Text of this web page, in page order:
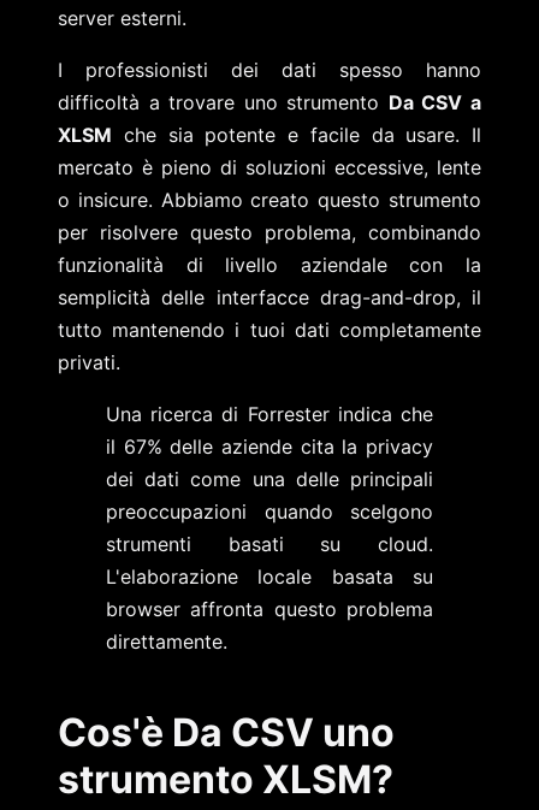
server esterni.
I professionisti dei dati spesso hanno
difficoltà a trovare uno strumento Da CSV a
XLSM che sia potente e facile da usare. Il
mercato è pieno di soluzioni eccessive, lente
o insicure. Abbiamo creato questo strumento
per risolvere questo problema, combinando
funzionalità di livello aziendale con la
semplicità delle interfacce drag-and-drop, il
tutto mantenendo i tuoi dati completamente
privati.
Una ricerca di Forrester indica che
il 67% delle aziende cita la privacy
dei dati come una delle principali
preoccupazioni quando scelgono
strumenti basati su cloud.
L'elaborazione locale basata su
browser affronta questo problema
direttamente.
Cos'è Da CSV uno
strumento XLSM?